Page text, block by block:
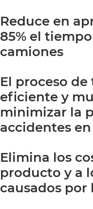
Reduce en
85% el
camiones
El proceso
eficiente y
minimizar la
accidentes
Elimina los
producto y a
causados